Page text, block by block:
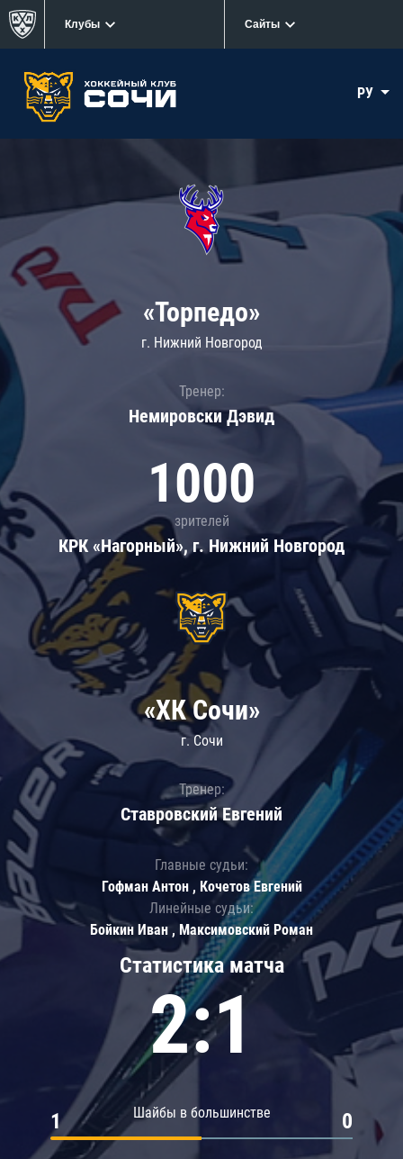
Клубы Сайты
РУ
«Торпедо»
г. Нижний Новгород
Тренер:
Немировски Дэвид
1000
зрителей
КРК «Нагорный», г. Нижний Новгород
Статистика матча
2:1
Шайбы в большинстве
1 0
«ХК Сочи»
г. Сочи
Тренер:
Ставровский Евгений
Главные судьи:
Гофман Антон , Кочетов Евгений
Линейные судьи:
Бойкин Иван , Максимовский Роман